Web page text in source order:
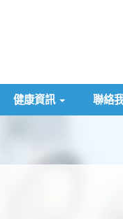
健康資訊 聯絡